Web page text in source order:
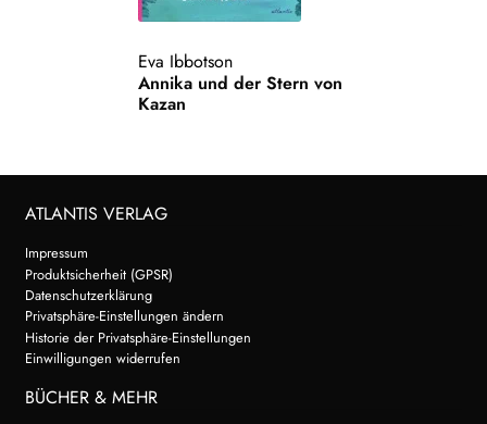
Eva Ibbotson
Annika und der Stern von
Kazan
ATLANTIS VERLAG
Impressum
Produktsicherheit (GPSR)
Datenschutzerklärung
Privatsphäre-Einstellungen ändern
Historie der Privatsphäre-Einstellungen
Einwilligungen widerrufen
BÜCHER & MEHR